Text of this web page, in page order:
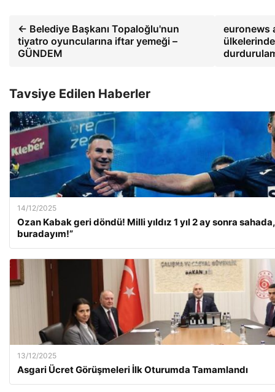
← Belediye Başkanı Topaloğlu'nun
tiyatro oyuncularına iftar yemeği –
GÜNDEM
euronews
Tavsiye Edilen Haberler
14/12/2025
Ozan Kabak geri döndü! Milli yıldız 1 yıl 2 ay sonra
buradayım!”
13/12/2025
Asgari Ücret Görüşmeleri İlk Oturumda Tamamlandı